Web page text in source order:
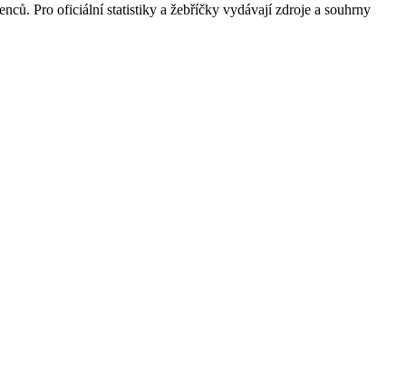
Pro oficiální statistiky a žebříčky vydávají zdroje a souhrny